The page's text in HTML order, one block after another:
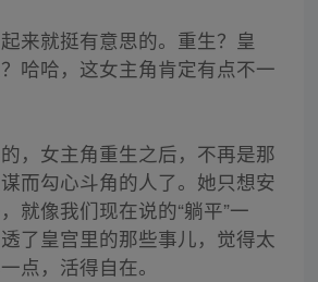
来就挺有意思的。重生？皇
哈哈，这女主角肯定有点不一
，女主角重生之后，不再是那
而勾心斗角的人了。她只想安
就像我们现在说的“躺平”一
了皇宫里的那些事儿，觉得太
点，活得自在。